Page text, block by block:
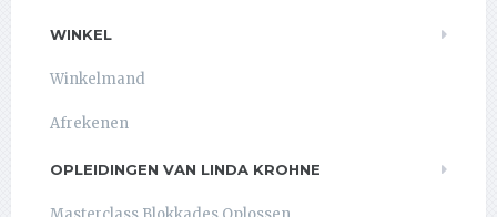
WINKEL
Winkelmand
Afrekenen
OPLEIDINGEN VAN LINDA KROHNE